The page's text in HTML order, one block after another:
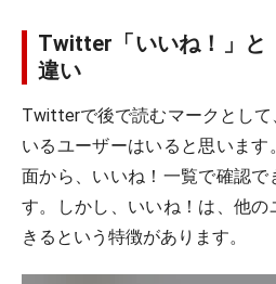
Twitter「いいね！」と
違い
Twitterで後で読むマークとし
いるユーザーはいると思いま
面から、いいね！一覧で確認
す。しかし、いいね！は、他
きるという特徴があります。